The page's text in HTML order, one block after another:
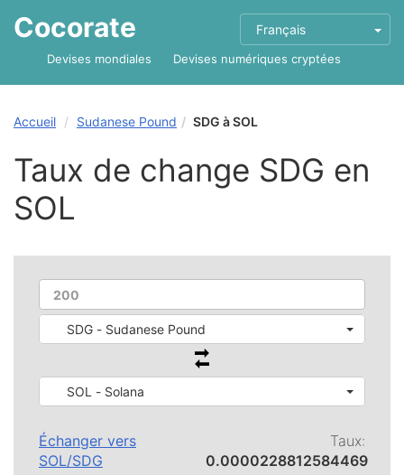
Cocorate Français
Devises mondiales Devises numériques cryptées
Accueil Sudanese Pound SDG à SOL
Taux de change SDG en
SOL
SDG - Sudanese Pound
SOL - Solana
Échanger vers
SOL/SDG
Taux:
0.0000228812584469